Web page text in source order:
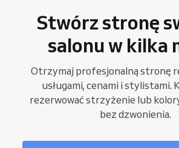
Stwórz stronę
salonu w kilka
Otrzymaj profesjonalną stronę
usługami, cenami i stylistami.
rezerwować strzyżenie lub
bez dzwonienia.